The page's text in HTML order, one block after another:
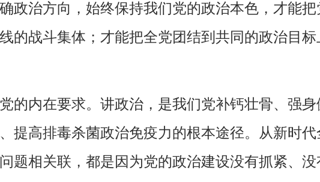
政治方向，始终保持我们党的政治本色，才能
的战斗集体；才能把全党团结到共同的政治目
的内在要求。讲政治，是我们党补钙壮骨、强
提高排毒杀菌政治免疫力的根本途径。从新时
题相关联，都是因为党的政治建设没有抓紧、